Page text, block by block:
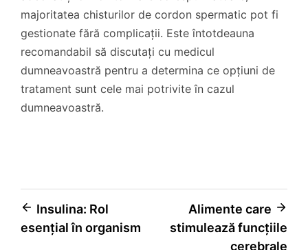
majoritatea chisturilor de cordon spermatic pot fi
gestionate fără complicații. Este întotdeauna
recomandabil să discutați cu medicul
dumneavoastră pentru a determina ce opțiuni de
tratament sunt cele mai potrivite în cazul
dumneavoastră.
Navigare
în
Insulina: Rol
esențial în organism
Alimente care
stimulează funcțiile
cerebrale